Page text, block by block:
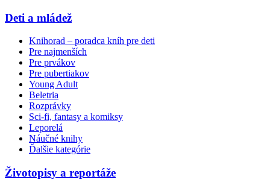
Deti a mládež
Knihorad – poradca kníh pre deti
Pre najmenších
Pre prvákov
Pre pubertiakov
Young Adult
Beletria
Rozprávky
Sci-fi, fantasy a komiksy
Leporelá
Náučné knihy
Ďalšie kategórie
Životopisy a reportáže